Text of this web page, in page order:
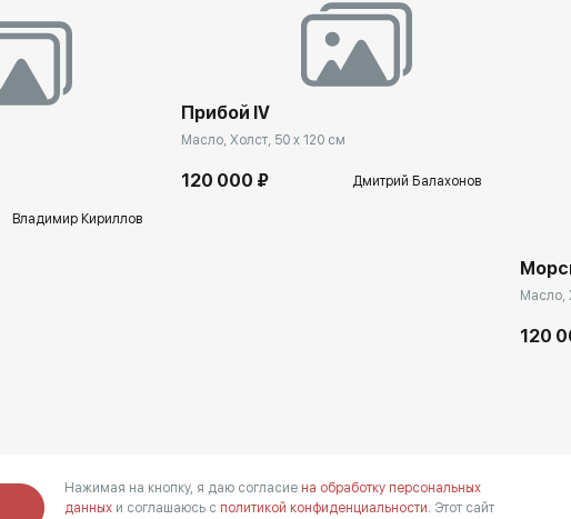
Владимир Кириллов
Прибой IV
Масло, Холст, 50 x 120 см
120 000 ₽ Дмитрий Балахонов
Масло,
120
Нажимая на кнопку, я даю согласие на обработку персональных
данных и соглашаюсь с политикой конфиденциальности. Этот сайт